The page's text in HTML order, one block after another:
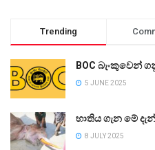
Trending
BOC
5 JUNE 2025
භාතිය ගැන මේ
8 JULY 2025